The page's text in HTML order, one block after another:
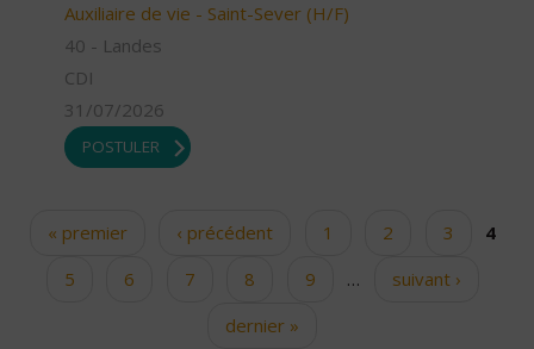
Auxiliaire de vie - Saint-Sever (H/F)
40 - Landes
CDI
31/07/2026
POSTULER
Pages« premier ‹ précédent 1 2 3
4
5
6 7 8 9 …
suivant ›
dernier »